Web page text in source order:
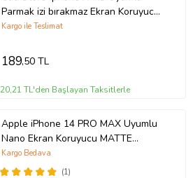
Parmak izi bırakmaz Ekran Koruyucu
Nano MAT Jelatin
Kargo ile Teslimat
189,50 TL
20,21 TL'den Başlayan Taksitlerle
Apple iPhone 14 PRO MAX Uyumlu
Nano Ekran Koruyucu MATTE
HAYALET - Full Arka Kaplama 360
Koruma STAREX
(1)
Kargo Bedava